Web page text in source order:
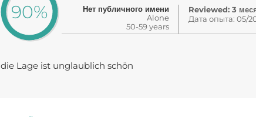
90%
Нет публичного имени
Alone
50-59 years
Reviewed: 3
Дата опыта: 05/
die Lage ist unglaublich schön